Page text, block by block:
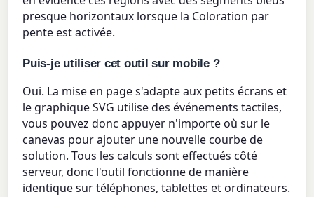
presque horizontaux lorsque la Coloration par
pente est activée.
Puis-je utiliser cet outil sur mobile ?
Oui. La mise en page s'adapte aux petits écrans et
le graphique SVG utilise des événements tactiles,
vous pouvez donc appuyer n'importe où sur le
canevas pour ajouter une nouvelle courbe de
solution. Tous les calculs sont effectués côté
serveur, donc l'outil fonctionne de manière
identique sur téléphones, tablettes et ordinateurs.